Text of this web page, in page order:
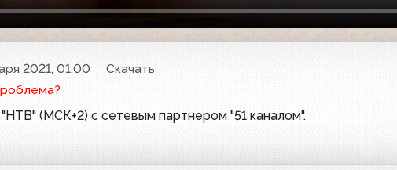
2021, 01:00
Скачать
(МСК+2) с сетевым партнером "51 каналом".